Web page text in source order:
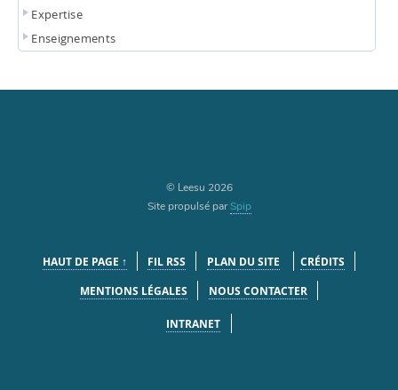
Expertise
Enseignements
© Leesu 2026
Site propulsé parSpip
HAUT DE PAGE ↑ FIL RSS PLAN DU SITE
CRÉDITS
MENTIONS LÉGALES
NOUS CONTACTER
INTRANET